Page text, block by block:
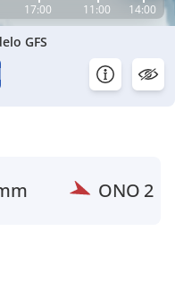
17:00 11:00 14:00
GFS
ONO 2